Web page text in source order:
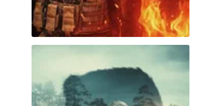
Los colores del mal: Negro